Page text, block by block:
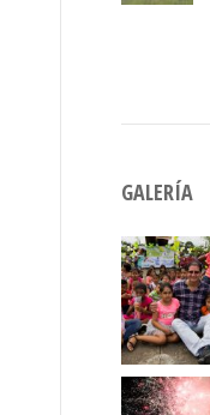
GALERÍA